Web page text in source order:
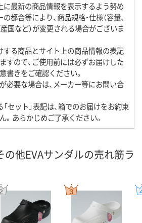
に最新の商品情報を表示するよう努め
都合等により、商品規格・仕様（容量、
国など）が変更される場合がございま
する商品とサイト上の商品情報の表記
すので、ご使用前には必ずお届けした
書きをご確認ください。
必要な場合は、メーカー等にお問い合
セット」表記は、箱でのお届けをお約束
。あらかじめご了承ください。
の他EVAサンダルの売れ筋ラ